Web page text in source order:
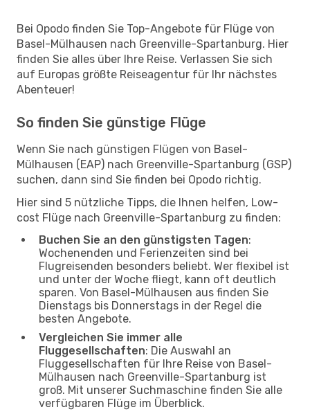
Bei Opodo finden Sie Top-Angebote für Flüge von
Basel-Mülhausen nach Greenville-Spartanburg. Hier
finden Sie alles über Ihre Reise. Verlassen Sie sich
auf Europas größte Reiseagentur für Ihr nächstes
Abenteuer!
So finden Sie günstige Flüge
Wenn Sie nach günstigen Flügen von Basel-
Mülhausen (EAP) nach Greenville-Spartanburg (GSP)
suchen, dann sind Sie finden bei Opodo richtig.
Hier sind 5 nützliche Tipps, die Ihnen helfen, Low-
cost Flüge nach Greenville-Spartanburg zu finden:
Buchen Sie an den günstigsten Tagen:
Wochenenden und Ferienzeiten sind bei
Flugreisenden besonders beliebt. Wer flexibel ist
und unter der Woche fliegt, kann oft deutlich
sparen. Von Basel-Mülhausen aus finden Sie
Dienstags bis Donnerstags in der Regel die
besten Angebote.
Vergleichen Sie immer alle
Fluggesellschaften: Die Auswahl an
Fluggesellschaften für Ihre Reise von Basel-
Mülhausen nach Greenville-Spartanburg ist
groß. Mit unserer Suchmaschine finden Sie alle
verfügbaren Flüge im Überblick.